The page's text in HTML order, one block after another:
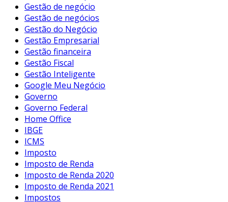
Gestão de negócio
Gestão de negócios
Gestão do Negócio
Gestão Empresarial
Gestão financeira
Gestão Fiscal
Gestão Inteligente
Google Meu Negócio
Governo
Governo Federal
Home Office
IBGE
ICMS
Imposto
Imposto de Renda
Imposto de Renda 2020
Imposto de Renda 2021
Impostos